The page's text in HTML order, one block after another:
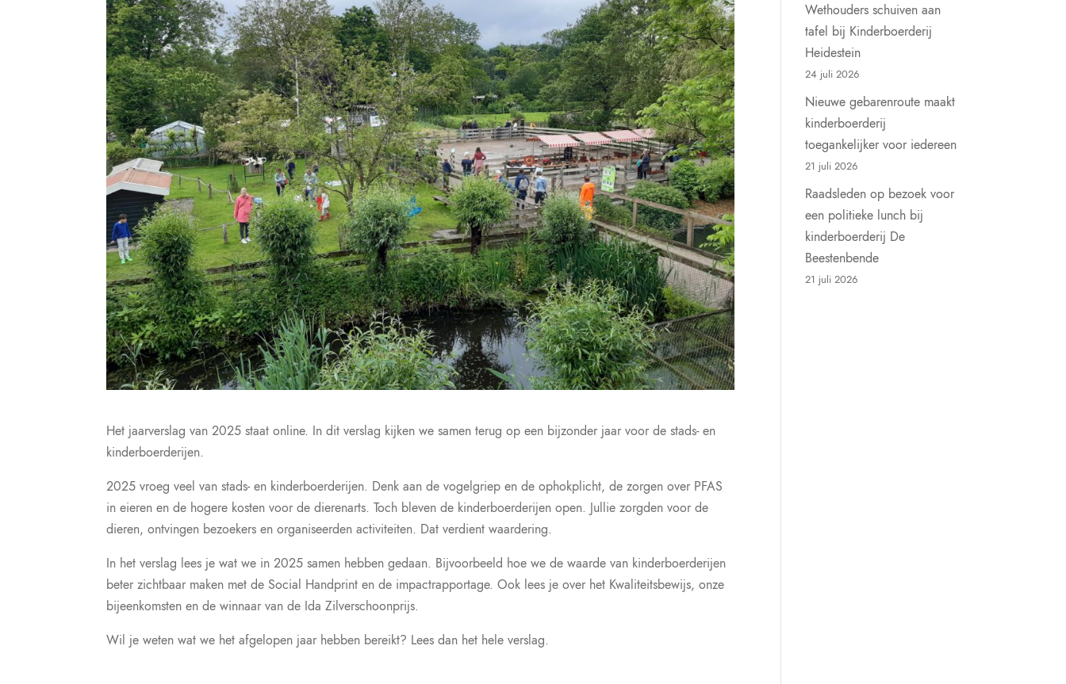
Het jaarverslag van 2025 staat online. In dit verslag kijken we samen terug op een bijzonder jaar voor de stads- en
kinderboerderijen.
2025 vroeg veel van stads- en kinderboerderijen. Denk aan de vogelgriep en de ophokplicht, de zorgen over PFAS
in eieren en de hogere kosten voor de dierenarts. Toch bleven de kinderboerderijen open. Jullie zorgden voor de
dieren, ontvingen bezoekers en organiseerden activiteiten. Dat verdient waardering.
In het verslag lees je wat we in 2025 samen hebben gedaan. Bijvoorbeeld hoe we de waarde van kinderboerderijen
beter zichtbaar maken met de Social Handprint en de impactrapportage. Ook lees je over het Kwaliteitsbewijs, onze
bijeenkomsten en de winnaar van de Ida Zilverschoonprijs.
Wil je weten wat we het afgelopen jaar hebben bereikt? Lees dan het hele verslag.
Wethouders schuiven aan
tafel bij Kinderboerderij
Heidestein
24 juli 2026
Nieuwe gebarenroute maakt
kinderboerderij
toegankelijker voor iedereen
21 juli 2026
Raadsleden op bezoek voor
een politieke lunch bij
kinderboerderij De
Beestenbende
21 juli 2026